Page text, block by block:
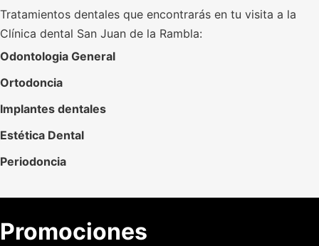
Tratamientos dentales que encontrarás en tu visita a la
Clínica dental San Juan de la Rambla:
Odontologia General
Ortodoncia
Implantes dentales
Estética Dental
Periodoncia
Promociones